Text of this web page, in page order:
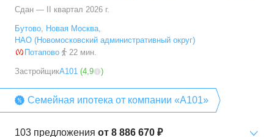
Сдан — II квартал 2026 г.
Бутово, Новая Москва,
НАО (Новомосковский административный округ)
Потапово
22 мин.
ЗастройщикА101 (4,9 )
Семейная ипотека от компании «А101»
103 предложения от 8 886 670 ₽